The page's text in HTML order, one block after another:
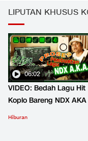
LIPUTAN KHUSUS
06:02
VIDEO: Bedah Lagu Hit
Koplo Bareng NDX AKA
Hiburan